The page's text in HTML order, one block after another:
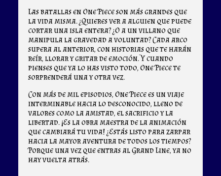
Las batallas en One Piece son más grandes que
la vida misma. ¿Quieres ver a alguien que puede
cortar una isla entera? ¿O a un villano que
manipula la gravedad a voluntad? Cada arco
supera al anterior, con historias que te harán
reír, llorar y gritar de emoción. Y cuando
pienses que ya lo has visto todo, One Piece te
sorprenderá una y otra vez.
Con más de mil episodios, One Piece es un viaje
interminable hacia lo desconocido, lleno de
valores como la amistad, el sacrificio y la
libertad. ¡Es la obra maestra de la animación
que cambiará tu vida! ¿Estás listo para zarpar
hacia la mayor aventura de todos los tiempos?
Porque una vez que entras al Grand Line, ya no
hay vuelta atrás.